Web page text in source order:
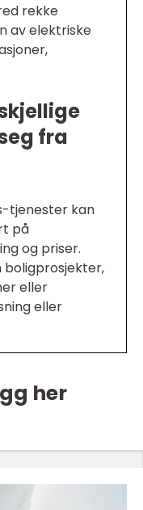
rekke
av elektriske
fra
tjenester kan
på
og priser.
boligprosjekter,
eller
eller
her